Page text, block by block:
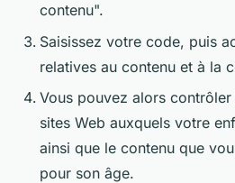
contenu".
Saisissez votre code, puis
relatives au contenu et à la
Vous pouvez alors
sites Web auxquels votre
ainsi que le contenu que
pour son âge.